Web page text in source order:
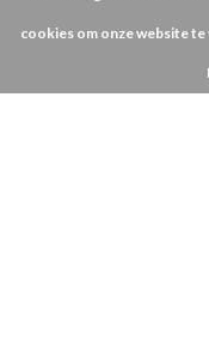
cookies om onze website